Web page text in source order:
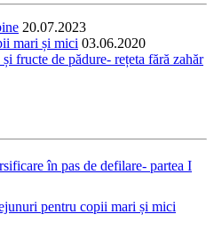
20.07.2023
mari și mici 03.06.2020
fructe de pădure- rețeta fără zahăr
în pas de defilare- partea I
pentru copii mari și mici